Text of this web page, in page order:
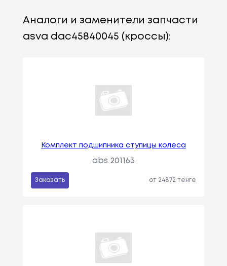
Аналоги и заменители запчасти
asva dac45840045 (кроссы):
Комплект подшипника ступицы колеса
abs 201163
Заказать от 24872 тенге